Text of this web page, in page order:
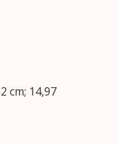
cm; 14,97